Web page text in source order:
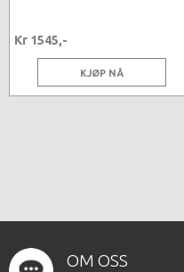
Kr 1545,-
KJØP NÅ
OM OSS